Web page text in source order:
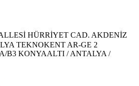
HÜRRİYET CAD. AKDENİZ
TEKNOKENT AR-GE 2
B3 KONYAALTI / ANTALYA /